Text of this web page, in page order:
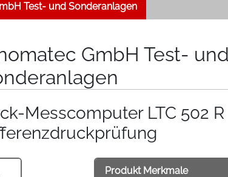
Test- und Sonderanlagen
GmbH Test- und
Messcomputer LTC 502 R
Produkt Merkmale